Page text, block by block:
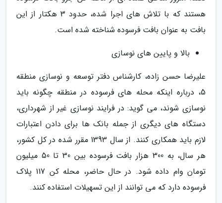
هستند که با تلاش های اجرا شده، حدود 3 هکتار از این
بافت به عنوان بافت فرسوده شناخته شده است.
بالا و پایین های نوسازی
علیرضا حسن زاده، کارشناس دفتر توسعه و نوسازی منطقه
5، درباره اینکه محله های فرسوده در منطقه چگونه باید
نوسازی شوند، می گوید: در فرایند نوسازی غیر از شهرداری،
دستگاه های دیگری از جمله بانک ها برای دادن اعتبارات
لازم باید همکاری کنند. از سال 1393 مقرر شده در کل کشور،
هر سال، به 300 هزار بافت فرسوده بین 30 تا 50 میلیون
تومان وام داده شود. در حال حاضر، محله کن 117 پلاک
فرسوده دارد که می توانند از این تسهیلات استفاده کنند.